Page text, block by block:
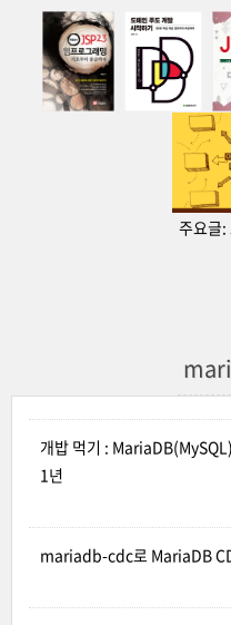
주요글:
개밥 먹기 :
1년
mariadb-cdc로 MariaDB